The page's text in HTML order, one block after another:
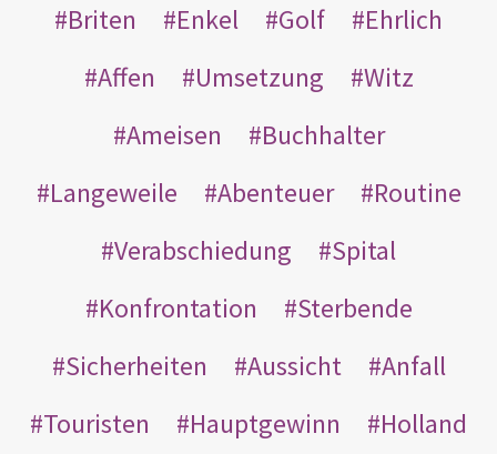
Briten
Enkel Golf
Ehrlich
Affen
Umsetzung
Witz
Ameisen
Buchhalter
Langeweile
Abenteuer
Routine
Verabschiedung
Spital
Konfrontation
Sterbende
Sicherheiten
Aussicht
Anfall
Touristen
Hauptgewinn Holland